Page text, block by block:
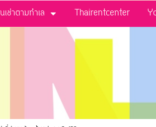
เช่าตามทำเล Thairentcenter